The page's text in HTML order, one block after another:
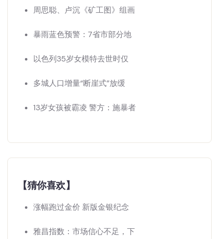
周思聪、卢沉《矿工图》组画
暴雨蓝色预警：7省市部分地
以色列35岁女模特去世时仅
多城人口增量“断崖式”放缓
13岁女孩被霸凌 警方：施暴者
【猜你喜欢】
涨幅跑过金价 新版金银纪念
雅昌指数：市场信心不足，下